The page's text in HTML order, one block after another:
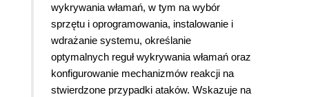
wykrywania włamań, w tym na wybór
sprzętu i oprogramowania, instalowanie i
wdrażanie systemu, określanie
optymalnych reguł wykrywania włamań oraz
konfigurowanie mechanizmów reakcji na
stwierdzone przypadki ataków. Wskazuje na